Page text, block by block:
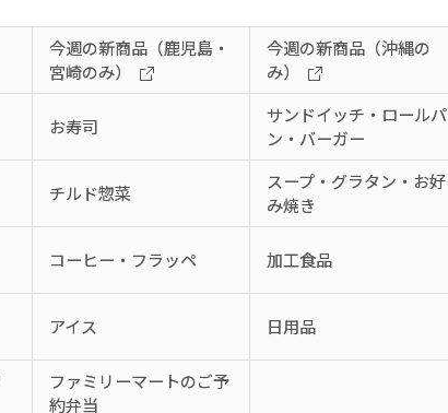
今週の新商品（鹿児島・
宮崎のみ）
今週の新商品（沖縄の
み）
お寿司
サンドイッチ・ロールパ
ン・バーガー
チルド惣菜
スープ・グラタン・お好
み焼き
コーヒー・フラッペ 加工食品
アイス 日用品
ファミリーマートのご予
約弁当